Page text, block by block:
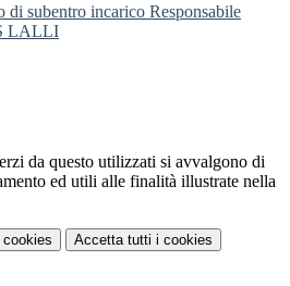
di subentro incarico Responsabile
LALLI
da questo utilizzati si avvalgono di
ed utili alle finalità illustrate nella
cookies Accetta tutti i cookies